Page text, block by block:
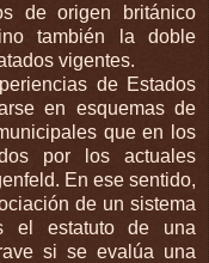
de origen británico
también la doble
vigentes.
de Estados
en esquemas de
que en los
por los actuales
En ese sentido,
de un sistema
el estatuto de una
si se evalúa una